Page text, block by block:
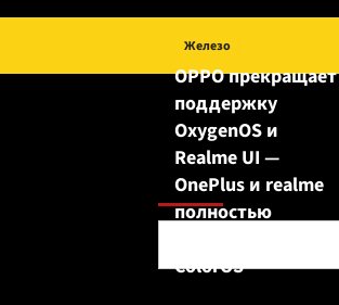
Поиск
Железо
OPPO прекращает
поддержку
OxygenOS и
Realme UI —
OnePlus и realme
полностью
ColorOS